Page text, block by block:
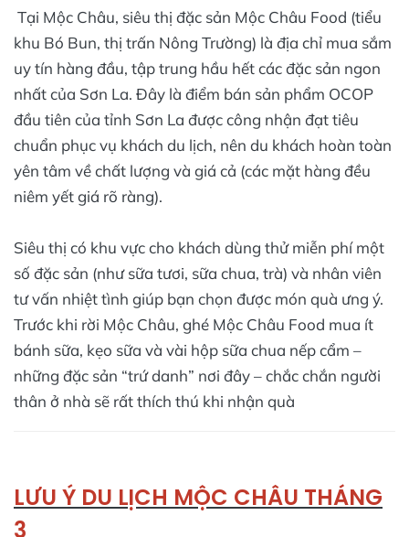
Tại Mộc Châu, siêu thị đặc sản Mộc Châu Food (tiểu
khu Bó Bun, thị trấn Nông Trường) là địa chỉ mua sắm
uy tín hàng đầu, tập trung hầu hết các đặc sản ngon
nhất của Sơn La. Đây là điểm bán sản phẩm OCOP
đầu tiên của tỉnh Sơn La được công nhận đạt tiêu
chuẩn phục vụ khách du lịch, nên du khách hoàn toàn
yên tâm về chất lượng và giá cả (các mặt hàng đều
niêm yết giá rõ ràng).
Siêu thị có khu vực cho khách dùng thử miễn phí một
số đặc sản (như sữa tươi, sữa chua, trà) và nhân viên
tư vấn nhiệt tình giúp bạn chọn được món quà ưng ý.
Trước khi rời Mộc Châu, ghé Mộc Châu Food mua ít
bánh sữa, kẹo sữa và vài hộp sữa chua nếp cẩm –
những đặc sản “trứ danh” nơi đây – chắc chắn người
thân ở nhà sẽ rất thích thú khi nhận quà
LƯU Ý DU LỊCH MỘC CHÂU THÁNG
3